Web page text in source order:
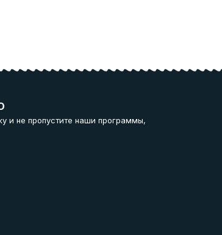
и не пропустите наши программы,